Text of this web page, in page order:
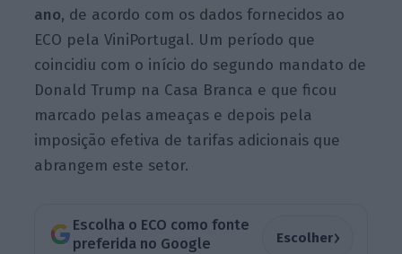
ano, de acordo com os dados fornecidos ao
ECO pela ViniPortugal. Um período que
coincidiu com o início do segundo mandato de
Donald Trump na Casa Branca e que ficou
marcado pelas ameaças e depois pela
imposição efetiva de tarifas adicionais que
abrangem este setor.
Escolha o ECO como fonte
preferida no Google
Escolher›